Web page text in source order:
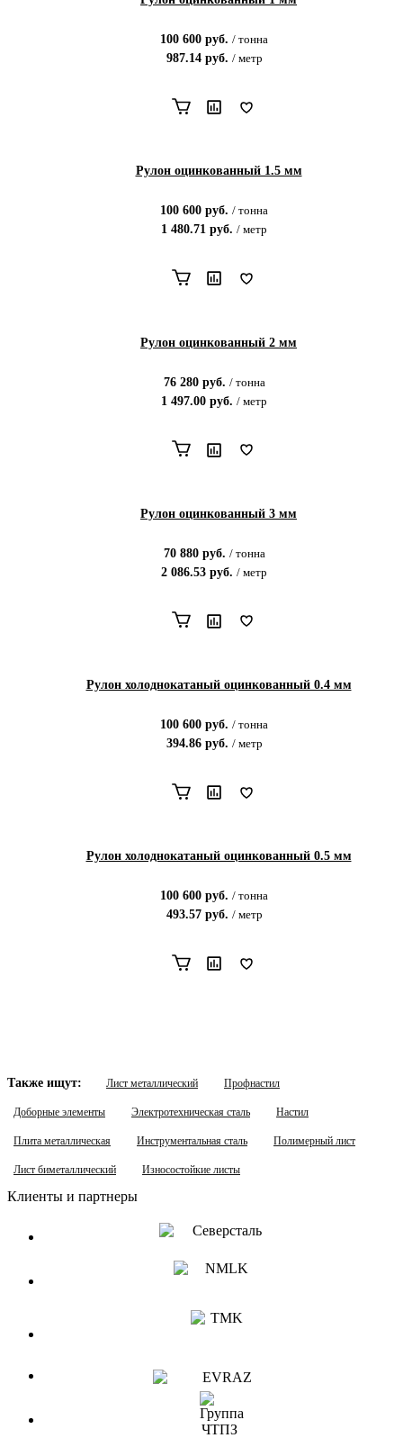
100 600 руб. / тонна
987.14руб. / метр
Рулон оцинкованный 1.5 мм
100 600 руб. / тонна
1 480.71 руб. / метр
Рулон оцинкованный 2 мм
76 280руб. / тонна
1 497.00 руб. / метр
Рулон оцинкованный 3 мм
70 880руб. / тонна
2 086.53 руб. / метр
Рулон холоднокатаный оцинкованный 0.4 мм
100 600 руб. / тонна
394.86руб. / метр
Рулон холоднокатаный оцинкованный 0.5 мм
100 600 руб. / тонна
493.57руб. / метр
Также ищут: Лист металлический Профнастил
Доборные элементы Электротехническая сталь Настил
Плита металлическая Инструментальная сталь Полимерный лист
Лист биметаллический Износостойкие листы
Клиенты и партнеры